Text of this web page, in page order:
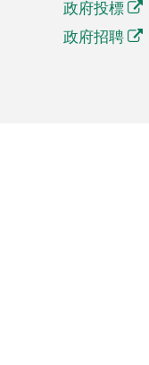
政府投標
政府招聘